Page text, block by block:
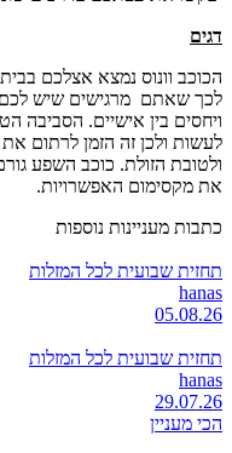
דגים
הכוכב וונוס נמצא אצלכם
לכך שאתם מרגישים שיש לכם
ויחסים בין אישיים. הסביבה
לעשות ולכן זה הזמן לרתום
ולטובת הזולת. כוכב השפע
את מקסימום האפשרויות.
כתבות מעניינות נוספות
תחזית שבועית לכל המזלות
hanas
05.08.26
תחזית שבועית לכל המזלות
hanas
29.07.26
הכי מעניין